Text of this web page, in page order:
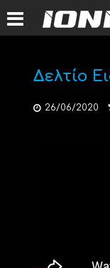
Δελτίο
26/06/2020